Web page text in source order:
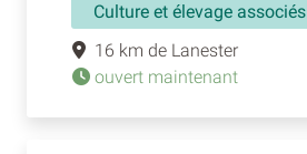
Culture et élevage associés
16 km de Lanester
ouvert maintenant